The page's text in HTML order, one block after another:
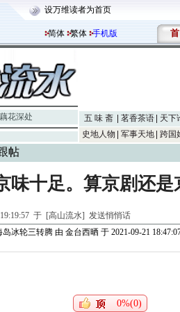
设万维读者为首页
简体 繁体 手机版 首
花深处 五 味 斋 茗香茶语
天下
史地人物
军事天地 跨国
帖
味十足。算京剧还是
于 [高山流水] 发送悄悄话
岛冰轮三转腾 由 金台西晒 于 2021-09-21
0%(0)